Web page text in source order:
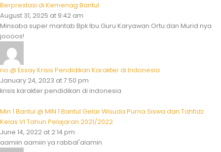
Berprestasi di Kemenag Bantul
August 31, 2025 at 9:42 am
Minsaba super mantab Bpk Ibu Guru Karyawan Ortu dan Murid nya
joooos!
rio @ Essay Krisis Pendidikan Karakter di Indonesia
January 24, 2023 at 7:50 pm
krisis karakter pendidikan di indonesia
Min 1 Bantul @ MIN 1 Bantul Gelar Wisuda Purna Siswa dan Tahfidz
Kelas VI Tahun Pelajaran 2021/2022
June 14, 2022 at 2:14 pm
aamiin aamiin ya rabbal'alamin